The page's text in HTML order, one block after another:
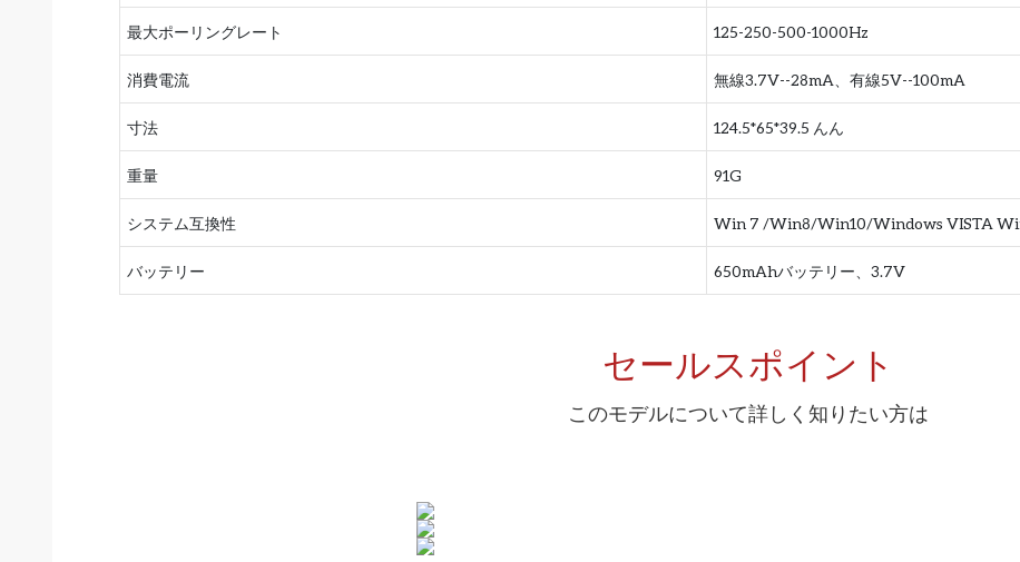
最大ポーリングレート 125-250-500-1000Hz
消費電流 無線3.7V--28mA、有線5V--100mA
寸法 124.5*65*39.5 んん
重量 91G
システム互換性 Win 7 /Win8/Win10/Windows VISTA
バッテリー 650mAhバッテリー、3.7V
セールスポイント
このモデルについて詳しく知りたい方は